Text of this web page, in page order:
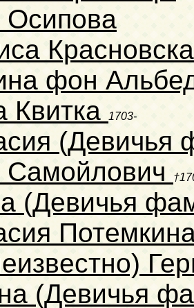
фон
1703-
(Девичья
(Девичья
(Девичья